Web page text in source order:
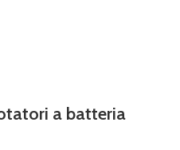
a batteria